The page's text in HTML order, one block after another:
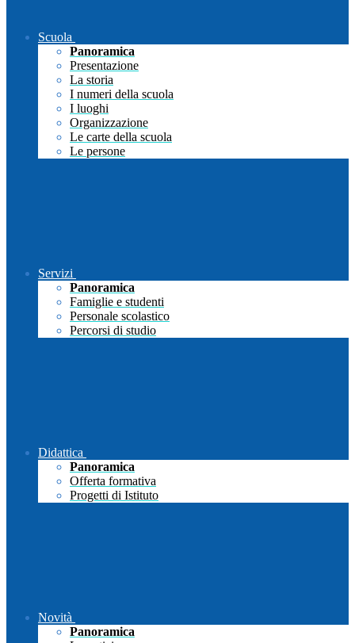
Scuola
Panoramica
Presentazione
La storia
I numeri della scuola
I luoghi
Organizzazione
Le carte della scuola
Le persone
Servizi
Panoramica
Famiglie e studenti
Personale scolastico
Percorsi di studio
Didattica
Panoramica
Offerta formativa
Progetti di Istituto
Novità
Panoramica